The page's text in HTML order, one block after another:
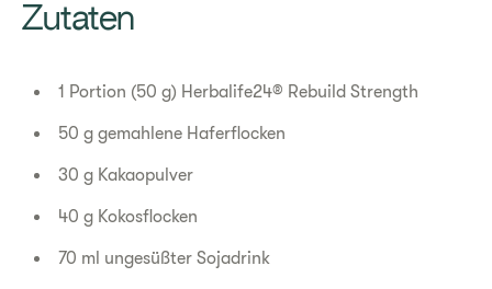
​​Zutaten​
1 Portion (50 g) Herbalife24® Rebuild Strength
50 g gemahlene Haferflocken
30 g Kakaopulver
40 g Kokosflocken
70 ml ungesüßter Sojadrink